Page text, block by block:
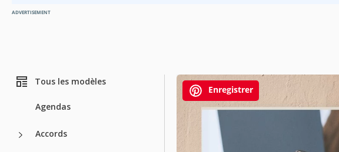
ADVERTISEMENT
Tous les modèles
Agendas
Accords
Enregistrer